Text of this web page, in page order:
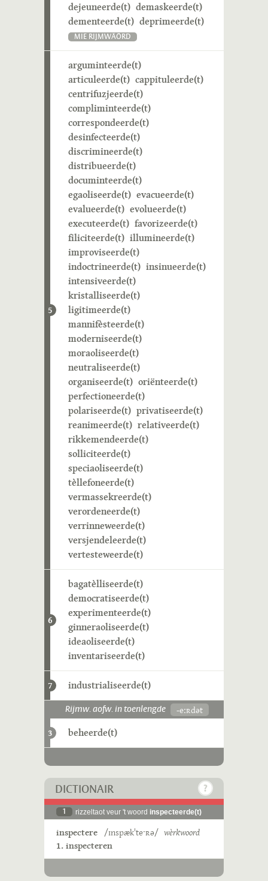
dejeuneerde(t) demaskeerde(t)
dementeerde(t) deprimeerde(t)
MIE RIJMWÄÖRD
5
arguminteerde(t)
articuleerde(t) cappituleerde(t)
centrifuzjeerde(t)
compliminteerde(t)
correspondeerde(t)
desinfecteerde(t)
discrimineerde(t)
distribueerde(t)
documinteerde(t)
egaoliseerde(t) evacueerde(t)
evalueerde(t) evolueerde(t)
executeerde(t) favorizeerde(t)
filiciteerde(t) illumineerde(t)
improviseerde(t)
indoctrineerde(t) insinueerde(t)
intensiveerde(t)
kristalliseerde(t)
ligitimeerde(t)
mannifèsteerde(t)
moderniseerde(t)
moraoliseerde(t)
neutraliseerde(t)
organiseerde(t) oriënteerde(t)
perfectioneerde(t)
polariseerde(t) privatiseerde(t)
reanimeerde(t) relativeerde(t)
rikkemendeerde(t)
solliciteerde(t)
speciaoliseerde(t)
tèllefoneerde(t)
vermassekreerde(t)
verordeneerde(t)
verrinneweerde(t)
versjendeleerde(t)
vertesteweerde(t)
6
bagatèlliseerde(t)
democratiseerde(t)
experimenteerde(t)
ginneraoliseerde(t)
ideaoliseerde(t)
inventariseerde(t)
7 industrialiseerde(t)
Rijmw. aofw. in toenlengde -eːʀdət
3 beheerde(t)
DICTIONAIR
1 rizzeltaot veur 't woord inspecteerde(t)
inspectere /ɪnspækˈteˑʀə/ wèrkwoord
1. inspecteren